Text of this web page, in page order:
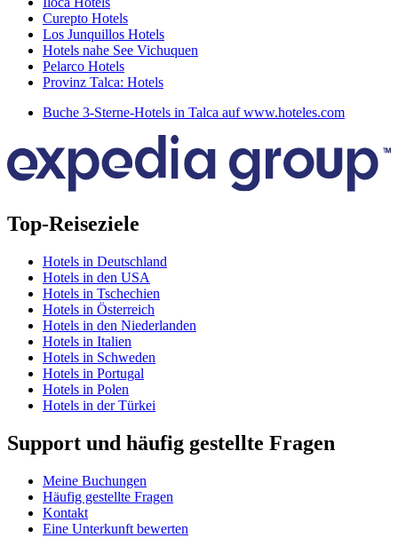
Curepto Hotels
Los Junquillos Hotels
Hotels nahe See Vichuquen
Pelarco Hotels
Provinz Talca: Hotels
Buche 3-Sterne-Hotels in Talca auf www.hoteles.com
Top-Reiseziele
Hotels in Deutschland
Hotels in den USA
Hotels in Tschechien
Hotels in Österreich
Hotels in den Niederlanden
Hotels in Italien
Hotels in Schweden
Hotels in Portugal
Hotels in Polen
Hotels in der Türkei
Support und häufig gestellte Fragen
Meine Buchungen
Häufig gestellte Fragen
Kontakt
Eine Unterkunft bewerten